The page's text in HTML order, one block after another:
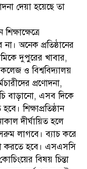
দেয়া হয়েছে তা
অনেক প্রতিষ্ঠানের
দুপুরের খাবার,
ও বিশ্ববিদ্যালয়
প্রণোদনা,
বাড়ানো, এসব দিকে
শিক্ষাপ্রতিষ্ঠান
দীর্ঘায়িত হলে
লাগবে। ব্যাচ করে
করতে হবে। এসএসসি
বিষয় চিন্তা